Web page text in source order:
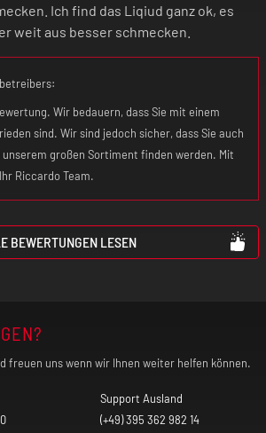
sind kein Spielzeug!
das Gerät und die
Ich find das Liqiud ganz ok, es
weit aus besser schmecken.
Wir bedauern, dass Sie mit einem
sind. Wir sind jedoch sicher, dass Sie auch
großen Sortiment finden werden. Mit
Riccardo Team.
BEWERTUNGEN LESEN
freuen uns wenn wir Ihnen weiter helfen können.
Support Ausland
(+49) 395 362 982 14